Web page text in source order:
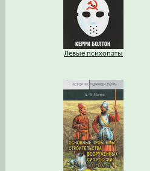
Левые психопаты